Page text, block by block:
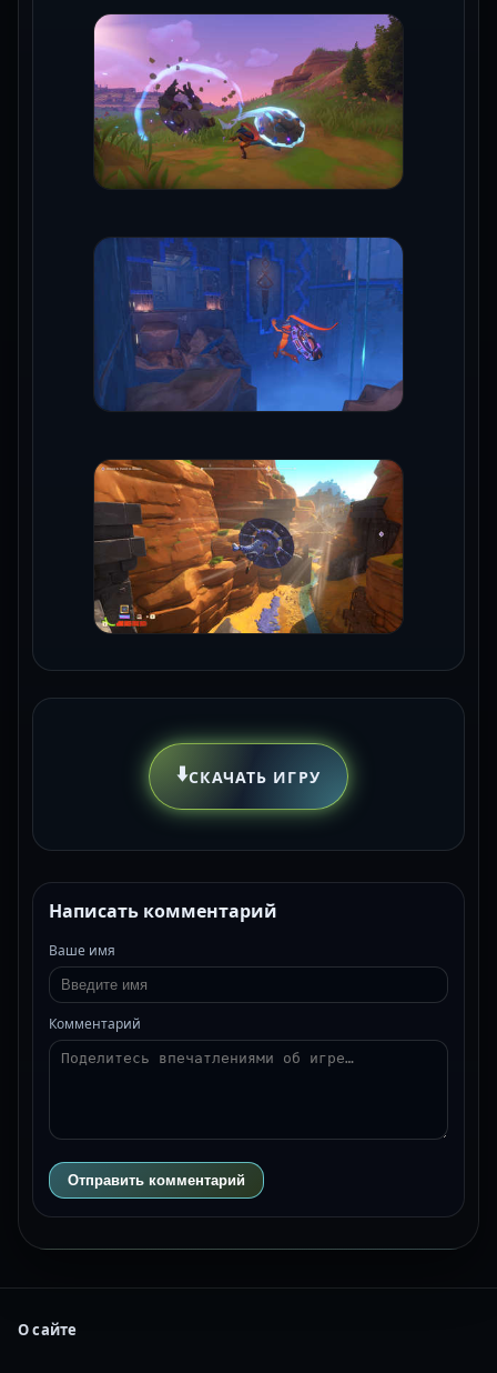
⬇️СКАЧАТЬ ИГРУ
Написать комментарий
Ваше имя
Комментарий
Отправить комментарий
О сайте